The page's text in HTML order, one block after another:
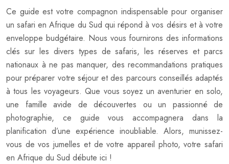
Ce guide est votre compagnon indispensable pour organiser
un safari en Afrique du Sud qui répond à vos désirs et à votre
enveloppe budgétaire. Nous vous fournirons des informations
clés sur les divers types de safaris, les réserves et parcs
nationaux à ne pas manquer, des recommandations pratiques
pour préparer votre séjour et des parcours conseillés adaptés
à tous les voyageurs. Que vous soyez un aventurier en solo,
une famille avide de découvertes ou un passionné de
photographie, ce guide vous accompagnera dans la
planification d’une expérience inoubliable. Alors, munissez-
vous de vos jumelles et de votre appareil photo, votre safari
en Afrique du Sud débute ici !